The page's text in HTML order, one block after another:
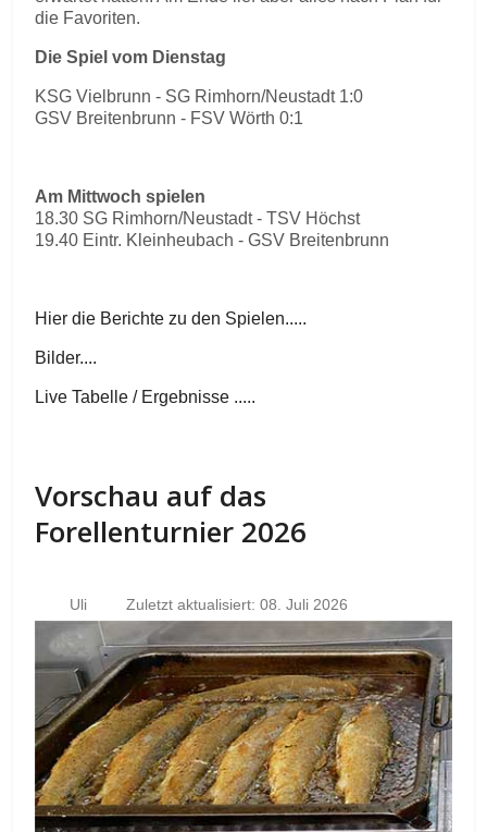
die Favoriten.
Die Spiel vom Dienstag
KSG Vielbrunn - SG Rimhorn/Neustadt 1:0
GSV Breitenbrunn - FSV Wörth 0:1
Am Mittwoch spielen
18.30 SG Rimhorn/Neustadt - TSV Höchst
19.40 Eintr. Kleinheubach - GSV Breitenbrunn
Hier die Berichte zu den Spielen.....
Bilder....
Live Tabelle / Ergebnisse .....
Vorschau auf das
Forellenturnier 2026
Uli Zuletzt aktualisiert: 08. Juli 2026